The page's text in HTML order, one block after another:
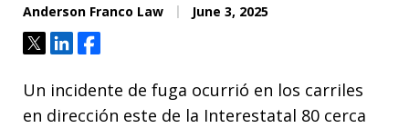
Anderson Franco Law June 3, 2025
TweetShareShare
Un incidente de fuga ocurrió en los carriles
en dirección este de la Interestatal 80 cerca